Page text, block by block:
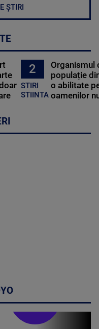
ȘTIRI
2
STIRI
STIINTA
Organismul
populație
o abilitate
oamenilor